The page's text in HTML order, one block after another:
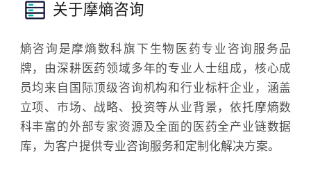
关于摩熵咨询
熵咨询是摩熵数科旗下生物医药专业咨询服务品
牌，由深耕医药领域多年的专业人士组成，核心成
员均来自国际顶级咨询机构和行业标杆企业，涵盖
立项、市场、战略、投资等从业背景，依托摩熵数
科丰富的外部专家资源及全面的医药全产业链数据
库，为客户提供专业咨询服务和定制化解决方案。